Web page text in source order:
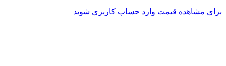
برای مشاهده قیمت وارد حساب کاربری شوید